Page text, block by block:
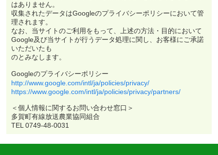
はありません。
収集されたデータはGoogleのプライバシーポリシーにおいて管
理されます。
なお、当サイトのご利用をもって、上述の方法・目的において
Google及び当サイトが行うデータ処理に関し、お客様にご承諾
いただいたも
のとみなします。
Googleのプライバシーポリシー
http://www.google.com/intl/ja/policies/privacy/
https://www.google.com/intl/ja/policies/privacy/partners/
＜個人情報に関するお問い合わせ窓口＞
多賀町有線放送農業協同組合
TEL 0749-48-0031